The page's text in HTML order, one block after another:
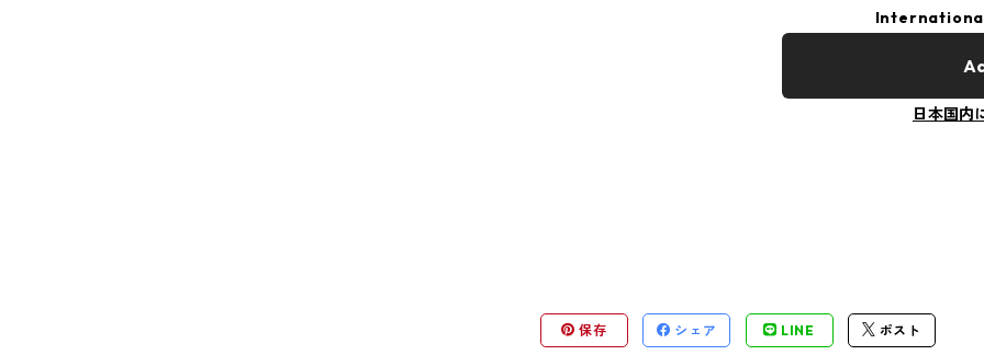
日本国内
保存 シェア LINE ポスト